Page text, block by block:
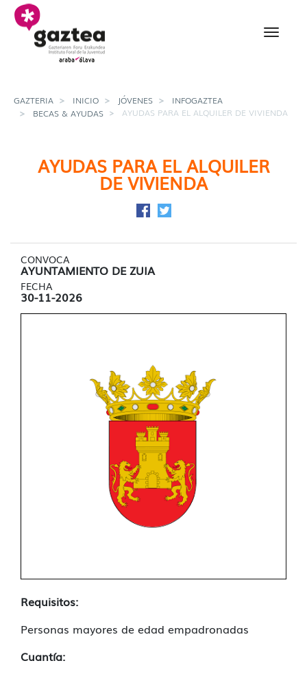
Saltar al contenido principal
Ayudas para el
GAZTERIA INICIO JÓVENES
INFOGAZTEA
BECAS & AYUDAS
AYUDAS PARA EL ALQUILER DE VIVIENDA
AYUDAS PARA EL ALQUILER
DE VIVIENDA
Compartir en Facebook
Compartir en Twitter
CONVOCA
AYUNTAMIENTO DE ZUIA
FECHA
30-11-2026
Requisitos:
Personas mayores de edad empadronadas
Cuantía: